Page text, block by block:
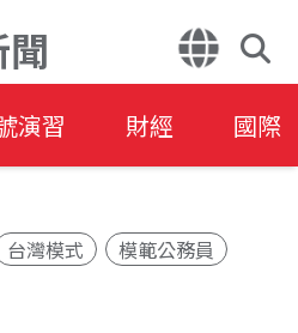
演習 財經 國際
台灣模式 模範公務員